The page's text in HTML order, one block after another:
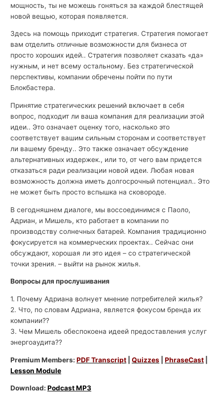
мощность, ты не можешь гоняться за каждой блестящей
новой вещью, которая появляется.
Здесь на помощь приходит стратегия. Стратегия помогает
вам отделить отличные возможности для бизнеса от
просто хороших идей.. Стратегия позволяет сказать «да»
нужным, и нет всему остальному. Без стратегической
перспективы, компании обречены пойти по пути
Блокбастера.
Принятие стратегических решений включает в себя
вопрос, подходит ли ваша компания для реализации этой
идеи.. Это означает оценку того, насколько это
соответствует вашим сильным сторонам и соответствует
ли вашему бренду.. Это также означает обсуждение
альтернативных издержек., или то, от чего вам придется
отказаться ради реализации новой идеи. Любая новая
возможность должна иметь долгосрочный потенциал.. Это
не может быть просто вспышка на сковороде.
В сегодняшнем диалоге, мы воссоединимся с Паоло,
Адриан, и Мишель, кто работает в компании по
производству солнечных батарей. Компания традиционно
фокусируется на коммерческих проектах.. Сейчас они
обсуждают, хорошая ли это идея – со стратегической
точки зрения. – выйти на рынок жилья.
Вопросы для прослушивания
1. Почему Адриана волнует мнение потребителей жилья?
2. Что, по словам Адриана, является фокусом бренда их
компании??
3. Чем Мишель обеспокоена идеей предоставления услуг
энергоаудита??
Premium Members:PDF Transcript |Quizzes |PhraseCast
Lesson Module
Download:Podcast MP3